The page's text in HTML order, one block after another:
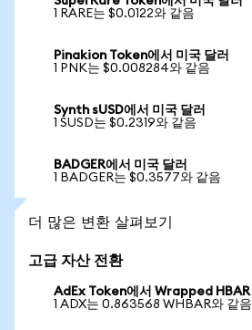
1 RARE는 $0.0122와 같음
Pinakion Token에서 미국 달러
1 PNK는 $0.008284와 같음
Synth sUSD에서 미국 달러
1 SUSD는 $0.2319와 같음
BADGER에서 미국 달러
1 BADGER는 $0.3577와 같음
더 많은 변환 살펴보기
고급 자산 전환
AdEx Token에서 Wrapped HBAR
1 ADX는 0.863568 WHBAR와 같음